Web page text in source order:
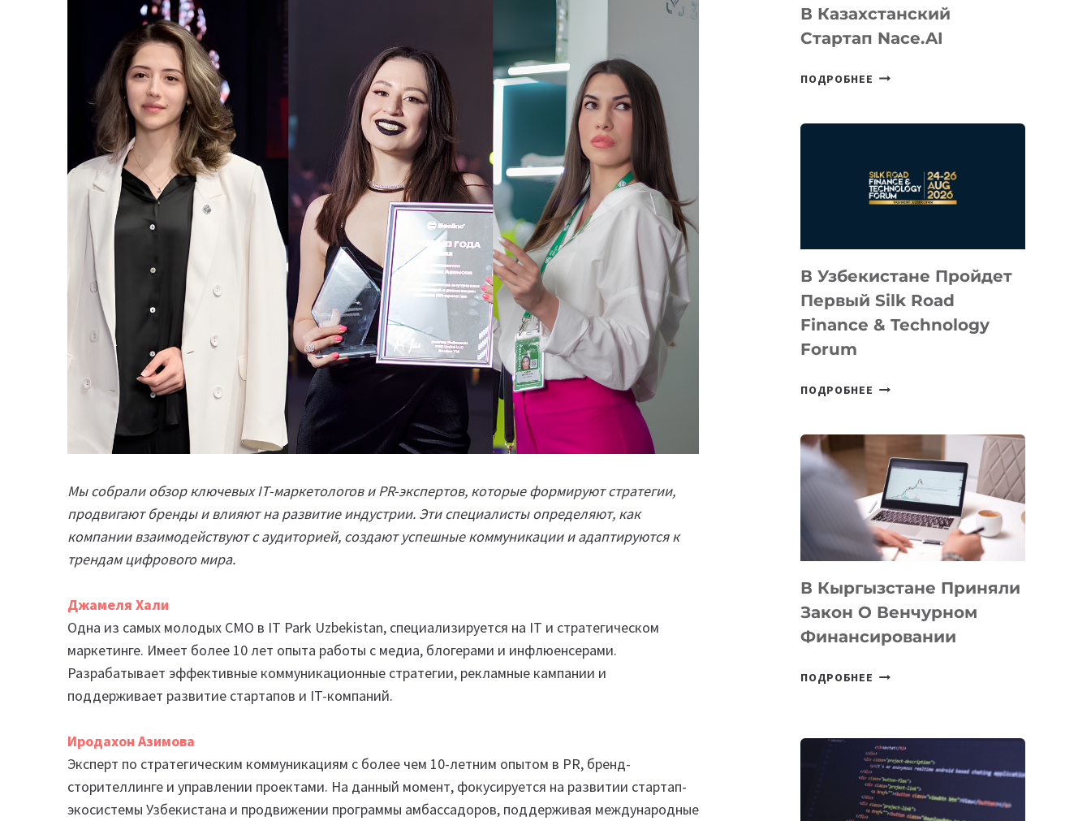
Мы собрали обзор ключевых IT-маркетологов и PR-экспертов, которые формируют стратегии,
продвигают бренды и влияют на развитие индустрии. Эти специалисты определяют, как
компании взаимодействуют с аудиторией, создают успешные коммуникации и адаптируются к
трендам цифрового мира.
Джамеля Хали
Одна из самых молодых CMO в IT Park Uzbekistan, специализируется на IT и стратегическом
маркетинге. Имеет более 10 лет опыта работы с медиа, блогерами и инфлюенсерами.
Разрабатывает эффективные коммуникационные стратегии, рекламные кампании и
поддерживает развитие стартапов и IT-компаний.
Иродахон Азимова
Эксперт по стратегическим коммуникациям с более чем 10-летним опытом в PR, бренд-
сторителлинге и управлении проектами. На данный момент, фокусируется на развитии стартап-
экосистемы Узбекистана и продвижении программы амбассадоров, поддерживая международные
В Казахстанский
Стартап Nace.AI
ПОДРОБНЕЕ CEO
СТАРТАП
NACE.AI
В Узбекистане Пройдет
Первый Silk Road
Finance & Technology
Forum
ПОДРОБНЕЕ
SILK
ROAD
FINANCE
&
TECHNOLOGY
В Кыргызстане Приняли
Закон О Венчурном
Финансировании
ПОДРОБНЕЕ
О
ВЕНЧУРНОМ
ФИНАНСИРОВАНИИ